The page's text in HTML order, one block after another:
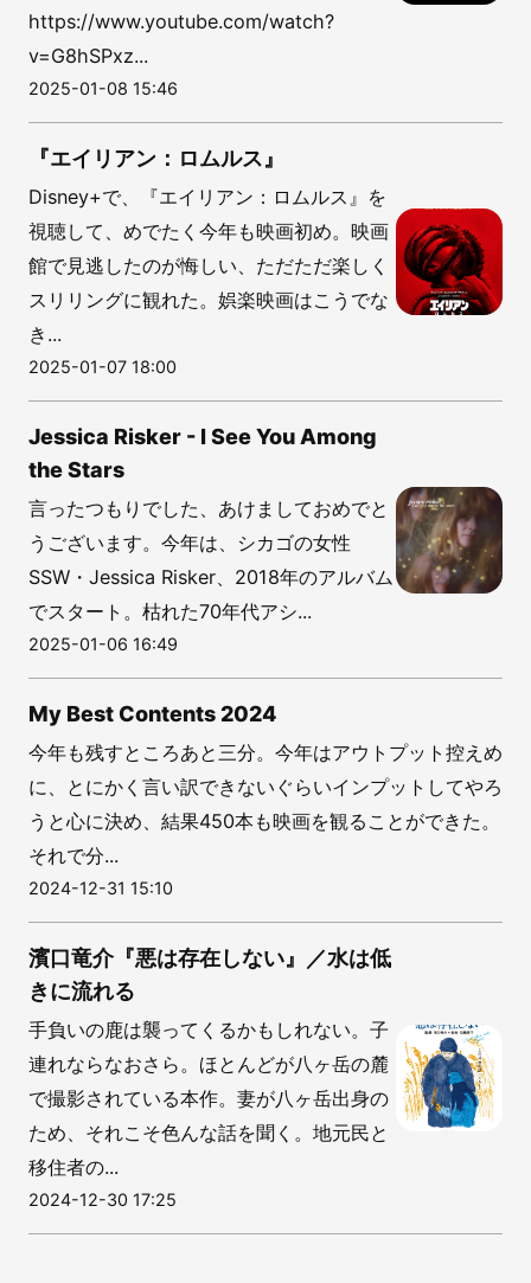
https://www.youtube.com/watch?
v=G8hSPxz...
2025-01-08 15:46
『エイリアン：ロムルス』
Disney+で、『エイリアン：ロムルス』を
視聴して、めでたく今年も映画初め。映画
館で見逃したのが悔しい、ただただ楽しく
スリリングに観れた。娯楽映画はこうでな
き...
2025-01-07 18:00
Jessica Risker - I See You Among
the Stars
言ったつもりでした、あけましておめでと
うございます。今年は、シカゴの女性
SSW・Jessica Risker、2018年のアルバム
でスタート。枯れた70年代アシ...
2025-01-06 16:49
My Best Contents 2024
今年も残すところあと三分。今年はアウトプット控えめ
に、とにかく言い訳できないぐらいインプットしてやろ
うと心に決め、結果450本も映画を観ることができた。
それで分...
2024-12-31 15:10
濱口竜介『悪は存在しない』／水は低
きに流れる
手負いの鹿は襲ってくるかもしれない。子
連れならなおさら。ほとんどが八ヶ岳の麓
で撮影されている本作。妻が八ヶ岳出身の
ため、それこそ色んな話を聞く。地元民と
移住者の...
2024-12-30 17:25